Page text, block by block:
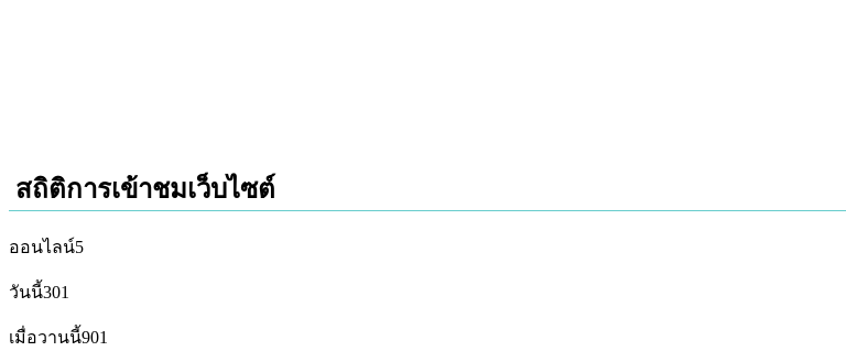
สถิติการเข้าชมเว็บไซต์
ออนไลน์5
วันนี้301
เมื่อวานนี้901